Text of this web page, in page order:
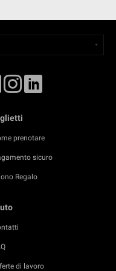
prenotare
sicuro
Regalo
di lavoro